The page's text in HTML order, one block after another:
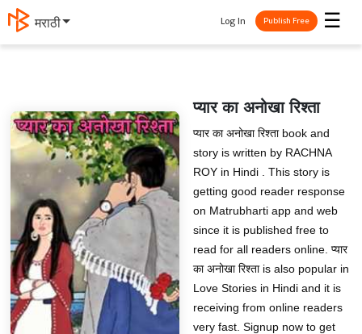
मराठी ☰
Log In Publish Free
प्यार का अनोखा रिश्ता
प्यार का अनोखा रिश्ता book and
story is written by RACHNA
ROY in Hindi . This story is
getting good reader response
on Matrubharti app and web
since it is published free to
read for all readers online. प्यार
का अनोखा रिश्ता is also popular in
Love Stories in Hindi and it is
receiving from online readers
very fast. Signup now to get